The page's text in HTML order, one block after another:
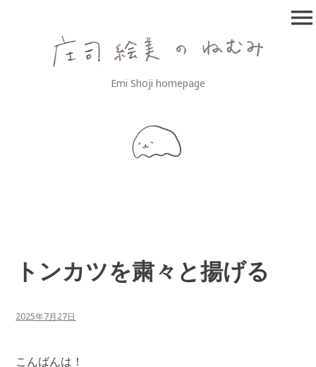
庄司絵美のねむみ
Emi Shoji homepage
menu
トンカツを粛々と揚げる
2025年7月27日
こんばんは！